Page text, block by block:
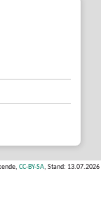
CC-BY-SA, Stand: 13.07.2026